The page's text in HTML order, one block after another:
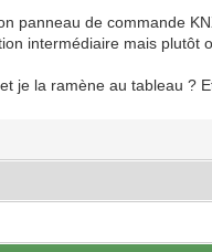
panneau de commande
intermédiaire mais plutôt
je la ramène au tableau ?